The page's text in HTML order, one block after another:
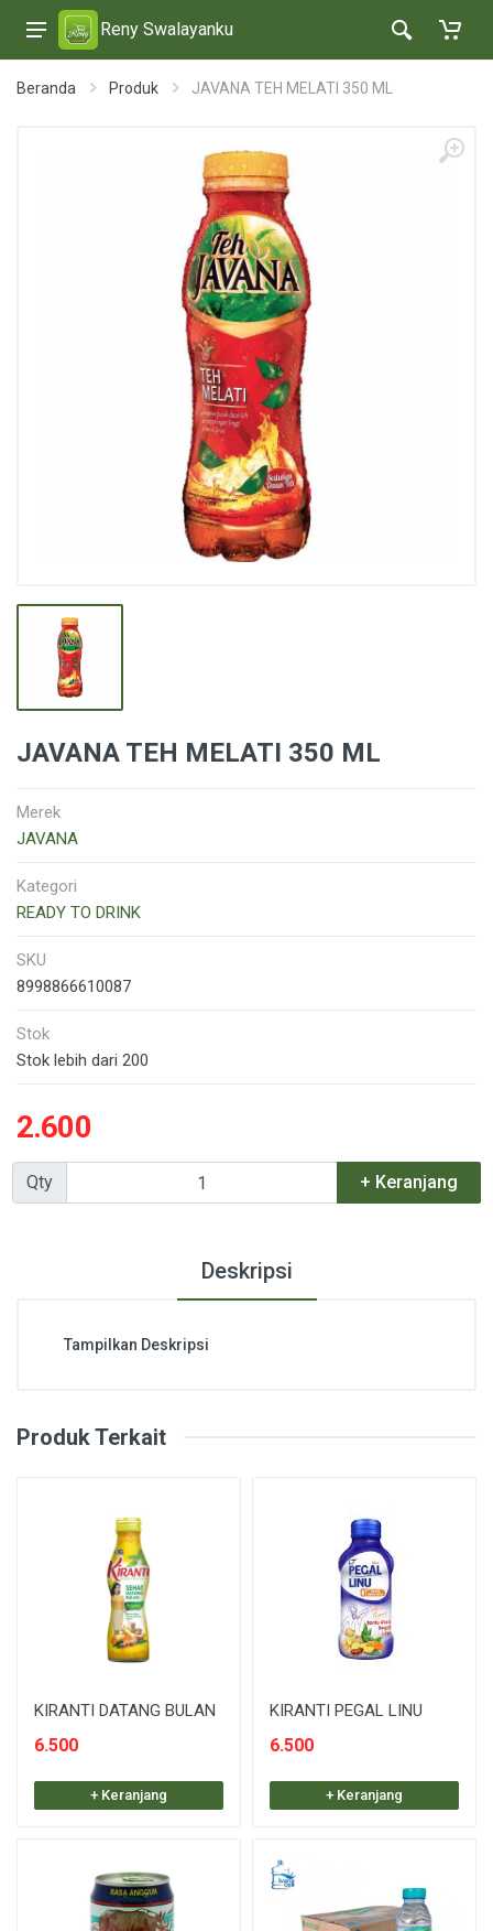
Reny Swalayanku
Beranda Produk JAVANA TEH MELATI 350 ML
JAVANA TEH MELATI 350 ML
Merek
JAVANA
Kategori
READY TO DRINK
SKU
8998866610087
Stok
Stok lebih dari 200
2.600
Qty + Keranjang
Deskripsi
Tampilkan Deskripsi
Produk Terkait
KIRANTI DATANG BULAN
6.500
+ Keranjang
KIRANTI PEGAL LINU
6.500
+ Keranjang